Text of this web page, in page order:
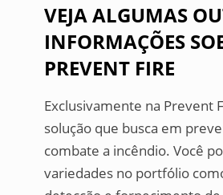
VEJA ALGUMAS
INFORMAÇÕES
PREVENT FIRE
Exclusivamente na Prevent
solução que busca em
combate a incêndio. Você
variedades no portfólio